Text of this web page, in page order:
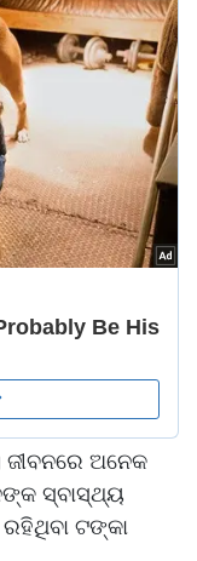
ଅନେକ
ସ୍ବାସ୍ଥ୍ୟ
ଟଙ୍କା